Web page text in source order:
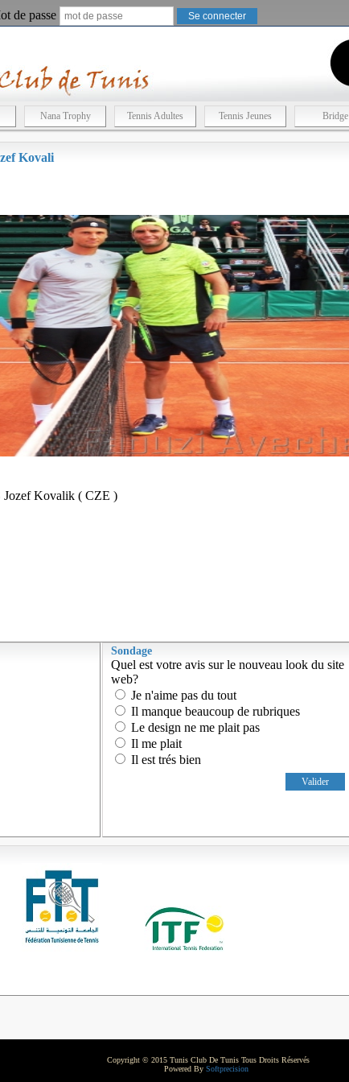
de passe
Nana Trophy Tennis Adultes Tennis Jeunes Bridge
Kovali
Kovalik ( CZE )
Sondage
Quel est votre avis sur le nouveau look du site
web?
Je n'aime pas du tout
Il manque beaucoup de rubriques
Le design ne me plait pas
Il me plait
Il est trés bien
Valider
Copyright © 2015 Tunis Club De Tunis Tous Droits Réservés
Powered By Softprecision